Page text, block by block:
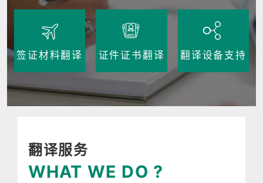
签证材料翻译 证件证书翻译 翻译设备支持
翻译服务
WHAT WE DO ?